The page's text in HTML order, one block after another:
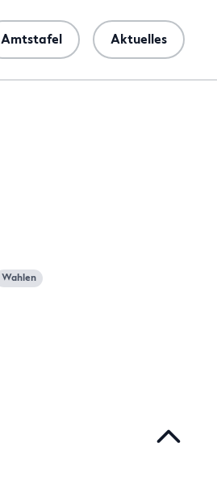
Amtstafel Aktuelles
Wahlen